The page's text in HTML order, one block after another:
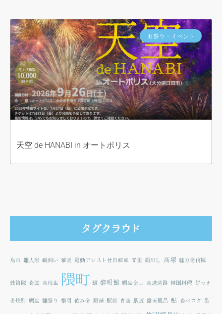
お祭り・イベント
天空 de HANABI in オートポリス
タグクラウド
鳥市 雛人形 鵜飼い 雑貨 電動アシスト付自転車 音楽 顔出し 高塚 魅力発信隊
鼓笛隊 食堂 高校生 隈町 鯛 黎明館 鯛生金山 高速道路 韓国料理 餅つき
麦焼酎 鯛生 雛祭り 黎明 飲み会 順延 駅前 青空 駅近 露天風呂 鮎 食べログ 黒